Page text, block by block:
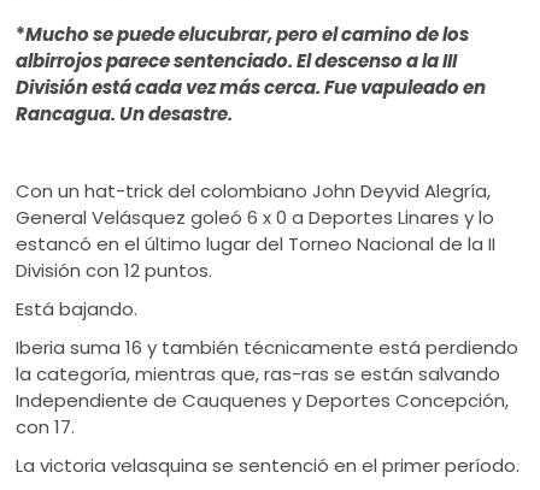
*Mucho se puede elucubrar, pero el camino de los
albirrojos parece sentenciado. El descenso a la III
División está cada vez más cerca. Fue vapuleado en
Rancagua. Un desastre.
Con un hat-trick del colombiano John Deyvid Alegría,
General Velásquez goleó 6 x 0 a Deportes Linares y lo
estancó en el último lugar del Torneo Nacional de la II
División con 12 puntos.
Está bajando.
Iberia suma 16 y también técnicamente está perdiendo
la categoría, mientras que, ras-ras se están salvando
Independiente de Cauquenes y Deportes Concepción,
con 17.
La victoria velasquina se sentenció en el primer período.